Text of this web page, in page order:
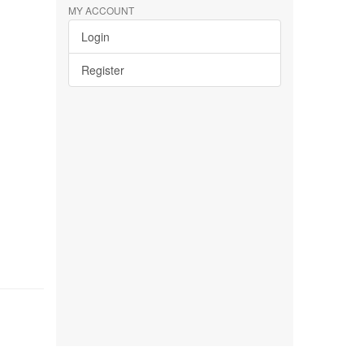
MY ACCOUNT
Login
Register